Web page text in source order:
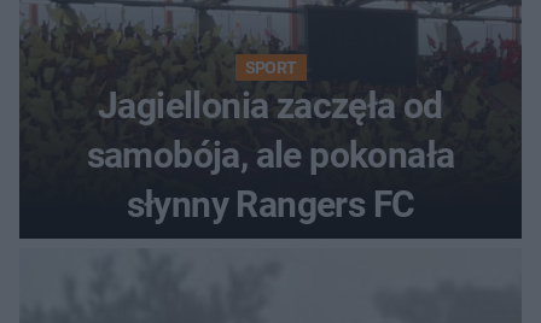
SPORT
Jagiellonia zaczęła od
samobója, ale pokonała
słynny Rangers FC